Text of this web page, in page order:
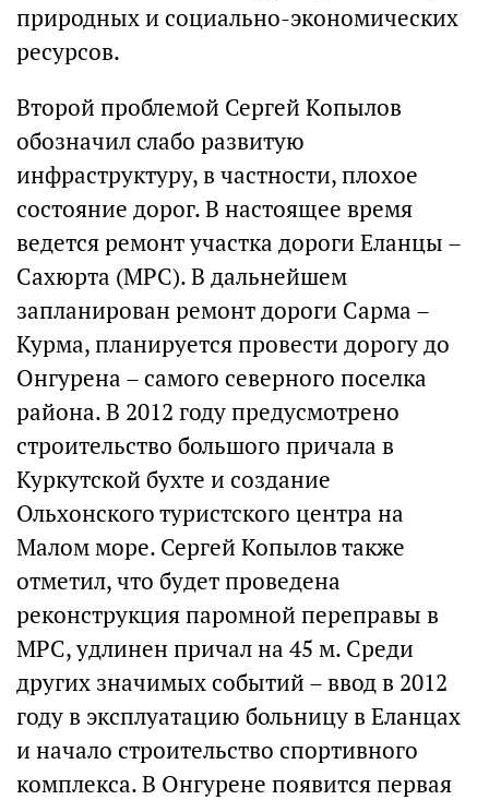
природных и социально-экономических
ресурсов.
Второй проблемой Сергей Копылов
обозначил слабо развитую
инфраструктуру, в частности, плохое
состояние дорог. В настоящее время
ведется ремонт участка дороги Еланцы –
Сахюрта (МРС). В дальнейшем
запланирован ремонт дороги Сарма –
Курма, планируется провести дорогу до
Онгурена – самого северного поселка
района. В 2012 году предусмотрено
строительство большого причала в
Куркутской бухте и создание
Ольхонского туристского центра на
Малом море. Сергей Копылов также
отметил, что будет проведена
реконструкция паромной переправы в
МРС, удлинен причал на 45 м. Среди
других значимых событий – ввод в 2012
году в эксплуатацию больницу в Еланцах
и начало строительство спортивного
комплекса. В Онгурене появится первая